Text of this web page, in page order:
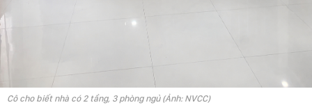
Cô cho biết nhà có 2 tầng, 3 phòng ngủ (Ảnh: NVCC)